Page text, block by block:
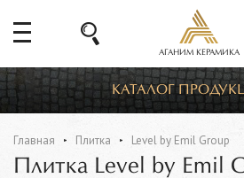
АГАНИМ КЕРАМИКА
КАТАЛОГ
Главная Плитка Level by Emil Group
Плитка Level by Emil